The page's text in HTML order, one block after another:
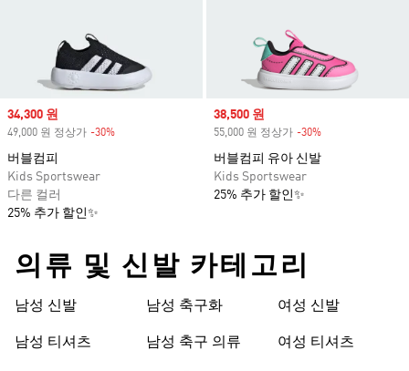
Sale price
34,300 원
49,000 원 정상가 -30%
버블컴피
Kids Sportswear
다른 컬러
25% 추가 할인✨
Sale price
38,500 원
55,000 원 정상가 -30%
버블컴피 유아 신발
Kids Sportswear
25% 추가 할인✨
의류 및 신발 카테고리
남성 신발
남성 티셔츠
남성 축구화
남성 축구 의류
여성 신발
여성 티셔츠